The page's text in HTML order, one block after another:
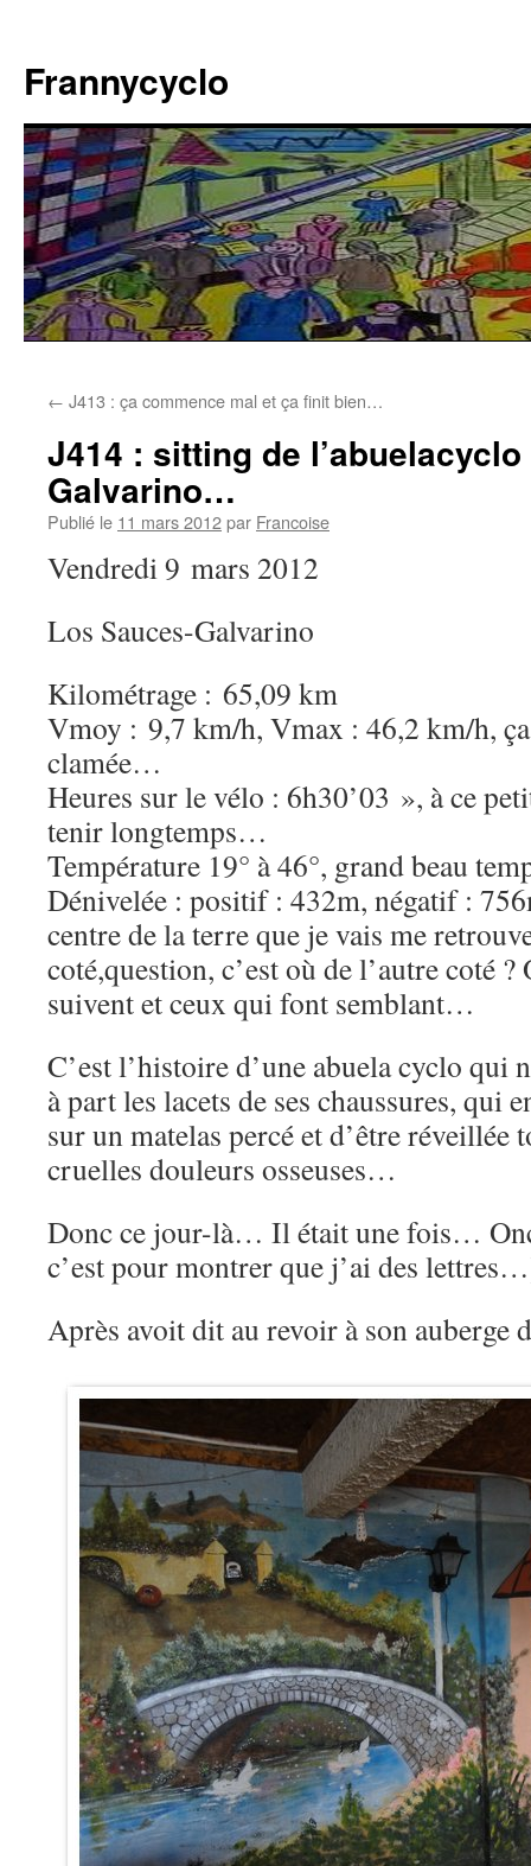
contenu
Frannycyclo
← J413 : ça commence mal et ça finit bien…
J414 : sitting de
Galvarino…
Publié le 11 mars 2012par Francoise
Vendredi 9 mars 2012
Los Sauces-Galvarino
Kilométrage : 65,09 km
Vmoy : 9,7 km/h, Vmax : 46,2 km/h,
clamée…
Heures sur le vélo : 6h30’03 », à ce
tenir longtemps…
Température 19° à 46°, grand beau
Dénivelée : positif : 432m, négatif :
centre de la terre que je vais me
coté,question, c’est où de l’autre coté
suivent et ceux qui font semblant…
C’est l’histoire d’une abuela cyclo qui
à part les lacets de ses chaussures, qui
sur un matelas percé et d’être réveillée
cruelles douleurs osseuses…
Donc ce jour-là… Il était une fois…
c’est pour montrer que j’ai des
Après avoit dit au revoir à son auberge